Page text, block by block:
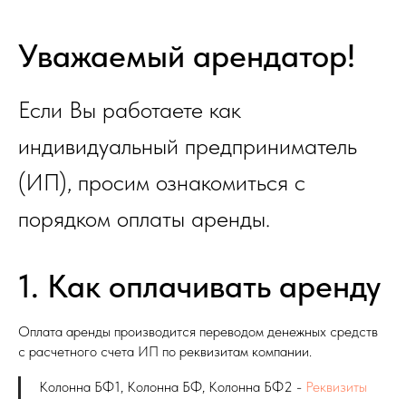
Уважаемый арендатор!
Если Вы работаете как
индивидуальный предприниматель
(ИП), просим ознакомиться с
порядком оплаты аренды.
1. Как оплачивать аренду
Оплата аренды производится переводом денежных средств
с расчетного счета ИП по реквизитам компании.
Колонна БФ1, Колонна БФ, Колонна БФ2 - Реквизиты